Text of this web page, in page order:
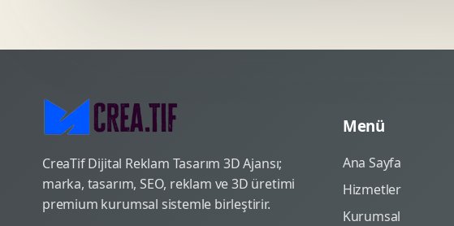
CreaTif Dijital Reklam Tasarım 3D Ajansı;
marka, tasarım, SEO, reklam ve 3D üretimi
premium kurumsal sistemle birleştirir.
Menü
Ana Sayfa
Hizmetler
Kurumsal